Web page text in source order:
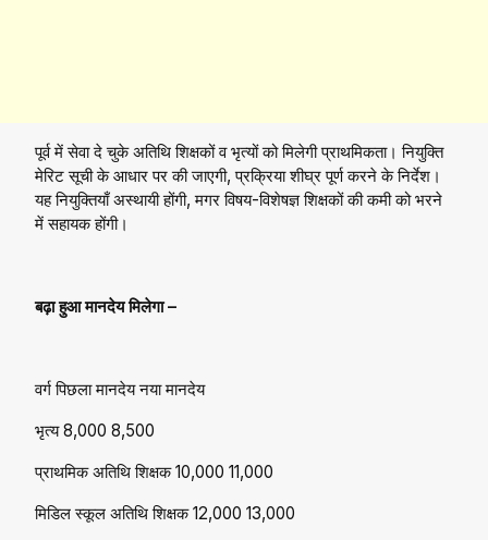
पूर्व में सेवा दे चुके अतिथि शिक्षकों व भृत्यों को मिलेगी प्राथमिकता। नियुक्ति
मेरिट सूची के आधार पर की जाएगी, प्रक्रिया शीघ्र पूर्ण करने के निर्देश।
यह नियुक्तियाँ अस्थायी होंगी, मगर विषय-विशेषज्ञ शिक्षकों की कमी को भरने
में सहायक होंगी।
बढ़ा हुआ मानदेय मिलेगा –
वर्ग पिछला मानदेय नया मानदेय
भृत्य ₹8,000 ₹8,500
प्राथमिक अतिथि शिक्षक ₹10,000 ₹11,000
मिडिल स्कूल अतिथि शिक्षक ₹12,000 ₹13,000